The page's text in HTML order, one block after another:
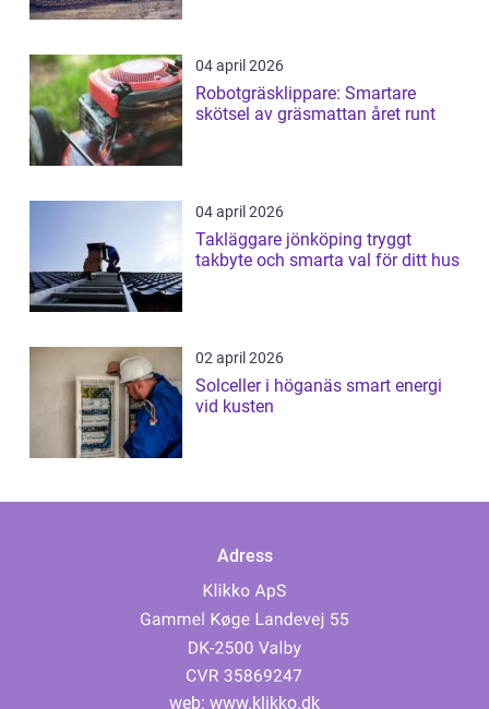
04 april 2026
Robotgräsklippare: Smartare
skötsel av gräsmattan året runt
04 april 2026
Takläggare jönköping tryggt
takbyte och smarta val för ditt hus
02 april 2026
Solceller i höganäs smart energi
vid kusten
Adress
web: www.klikko.dk